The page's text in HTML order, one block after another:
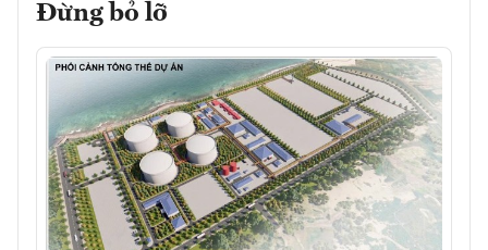
Đừng bỏ lỡ